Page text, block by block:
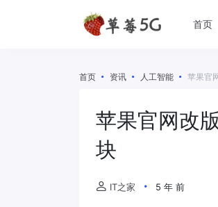
首页
首页 资讯 人工智能 苹果官
苹果官网改
块
IT之家 5 年 前